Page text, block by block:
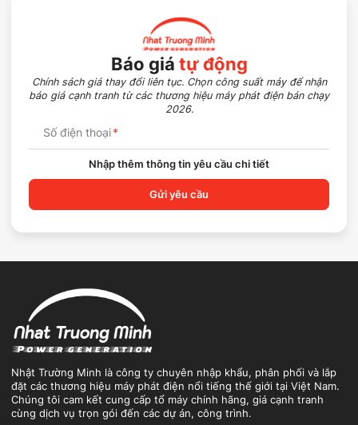
Báo giá tự động
Chính sách giá thay đổi liên tục. Chọn công suất máy để nhận
báo giá cạnh tranh từ các thương hiệu máy phát điện bán chạy
2026.
Số điện thoại*
Nhập thêm thông tin yêu cầu chi tiết
Gửi yêu cầu
Nhật Trường Minh là công ty chuyên nhập khẩu, phân phối và lắp
đặt các thương hiệu máy phát điện nổi tiếng thế giới tại Việt Nam.
Chúng tôi cam kết cung cấp tổ máy chính hãng, giá cạnh tranh
cùng dịch vụ trọn gói đến các dự án, công trình.